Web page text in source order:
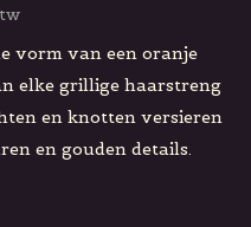
vorm van een oranje
elke grillige haarstreng
en knotten versieren
en gouden details.